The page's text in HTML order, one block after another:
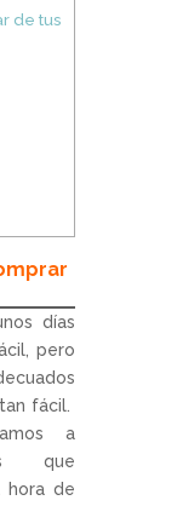
de tus
días
pero
fácil.
a
que
hora de